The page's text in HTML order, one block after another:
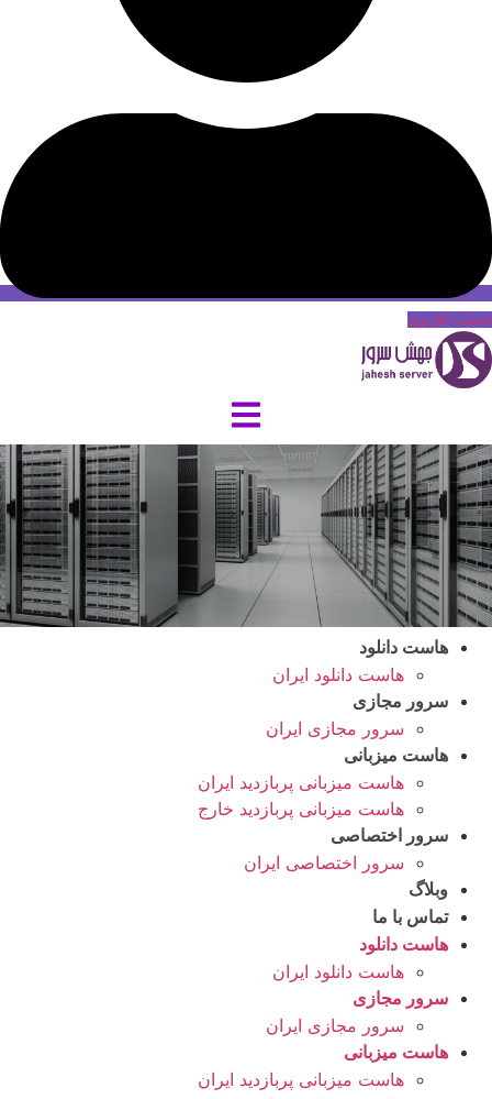
حساب کاربری
هاست دانلود
هاست دانلود ایران
سرور مجازی
سرور مجازی ایران
هاست میزبانی
هاست میزبانی پربازدید ایران
هاست میزبانی پربازدید خارج
سرور اختصاصی
سرور اختصاصی ایران
وبلاگ
تماس با ما
هاست دانلود
هاست دانلود ایران
سرور مجازی
سرور مجازی ایران
هاست میزبانی
هاست میزبانی پربازدید ایران